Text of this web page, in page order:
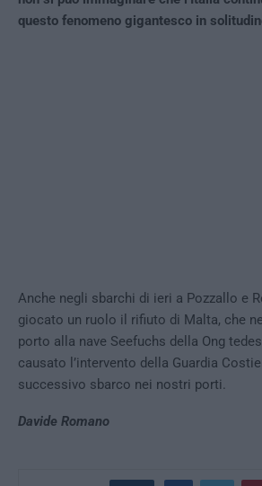
questo fenomeno gigantesco in
Anche negli sbarchi di ieri a Pozzallo e
giocato un ruolo il rifiuto di Malta, che
porto alla nave Seefuchs della Ong
causato l’intervento della Guardia
successivo sbarco nei nostri porti.
Davide Romano